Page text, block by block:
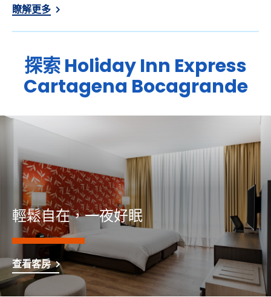
瞭解更多
探索Holiday Inn Express
Cartagena Bocagrande
輕鬆自在，一夜好眠
查看客房